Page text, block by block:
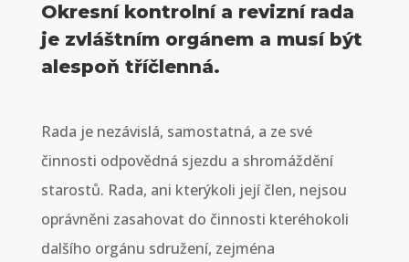
Okresní kontrolní a revizní rada
je zvláštním orgánem a musí být
alespoň tříčlenná.
Rada je nezávislá, samostatná, a ze své
činnosti odpovědná sjezdu a shromáždění
starostů. Rada, ani kterýkoli její člen, nejsou
oprávněni zasahovat do činnosti kteréhokoli
dalšího orgánu sdružení, zejména